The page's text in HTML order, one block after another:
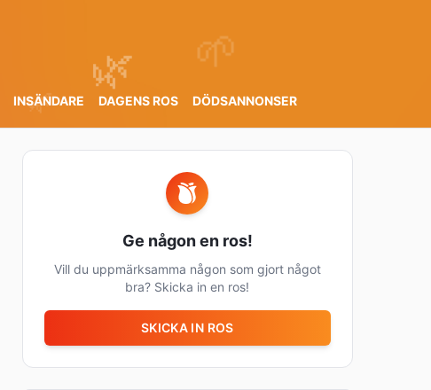
🌿
🌿 🌱
INSÄNDARE DAGENS ROS DÖDSANNONSER
Ge någon en ros!
Vill du uppmärksamma någon som gjort något
bra? Skicka in en ros!
SKICKA IN ROS